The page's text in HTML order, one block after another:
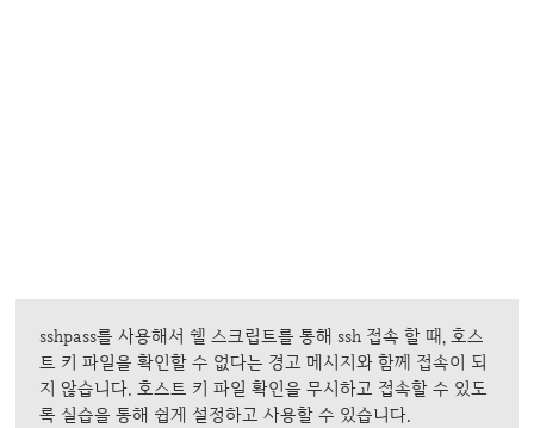
sshpass를 사용해서 쉘 스크립트를 통해 ssh 접속 할 때, 호스
트 키 파일을 확인할 수 없다는 경고 메시지와 함께 접속이 되
지 않습니다. 호스트 키 파일 확인을 무시하고 접속할 수 있도
록 실습을 통해 쉽게 설정하고 사용할 수 있습니다.